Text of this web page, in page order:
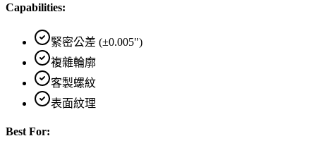
Capabilities:
緊密公差 (±0.005")
複雜輪廓
客製螺紋
表面紋理
Best For: